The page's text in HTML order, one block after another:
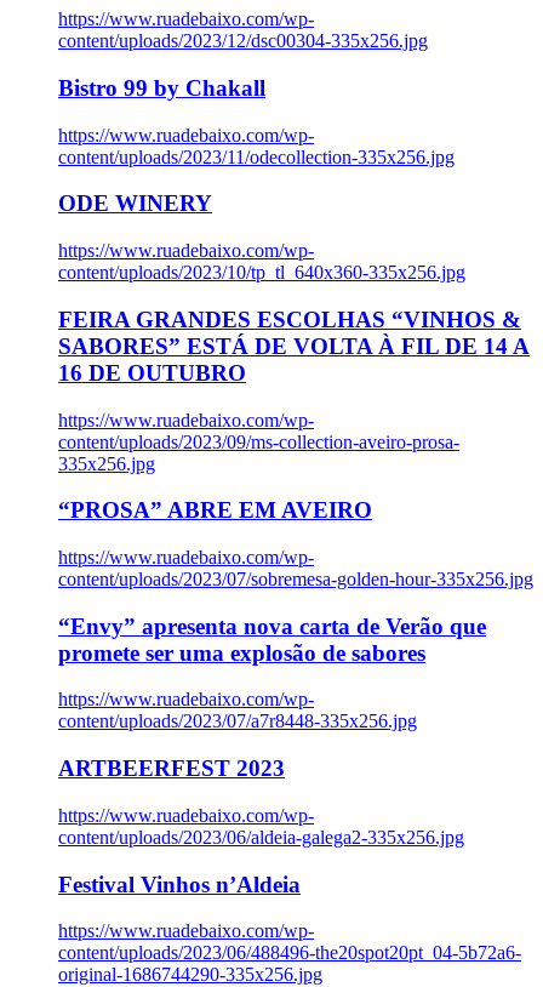
https://www.ruadebaixo.com/wp-
content/uploads/2023/12/dsc00304-335x256.jpg
Bistro 99 by Chakall
https://www.ruadebaixo.com/wp-
content/uploads/2023/11/odecollection-335x256.jpg
ODE WINERY
https://www.ruadebaixo.com/wp-
content/uploads/2023/10/tp_tl_640x360-335x256.jpg
FEIRA GRANDES ESCOLHAS “VINHOS &
SABORES” ESTÁ DE VOLTA À FIL DE 14 A
16 DE OUTUBRO
https://www.ruadebaixo.com/wp-
content/uploads/2023/09/ms-collection-aveiro-prosa-
335x256.jpg
“PROSA” ABRE EM AVEIRO
https://www.ruadebaixo.com/wp-
content/uploads/2023/07/sobremesa-golden-hour-335x256.jpg
“Envy” apresenta nova carta de Verão que
promete ser uma explosão de sabores
https://www.ruadebaixo.com/wp-
content/uploads/2023/07/a7r8448-335x256.jpg
ARTBEERFEST 2023
https://www.ruadebaixo.com/wp-
content/uploads/2023/06/aldeia-galega2-335x256.jpg
Festival Vinhos n’Aldeia
https://www.ruadebaixo.com/wp-
content/uploads/2023/06/488496-the20spot20pt_04-5b72a6-
original-1686744290-335x256.jpg